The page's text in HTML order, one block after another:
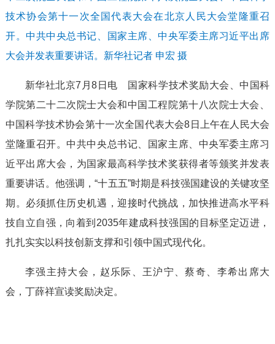
技术协会第十一次全国代表大会在北京人民大会堂隆重召
开。中共中央总书记、国家主席、中央军委主席习近平出席
大会并发表重要讲话。新华社记者 申宏 摄
新华社北京7月8日电 国家科学技术奖励大会、中国科
学院第二十二次院士大会和中国工程院第十八次院士大会、
中国科学技术协会第十一次全国代表大会8日上午在人民大会
堂隆重召开。中共中央总书记、国家主席、中央军委主席习
近平出席大会，为国家最高科学技术奖获得者等颁奖并发表
重要讲话。他强调，“十五五”时期是科技强国建设的关键攻坚
期。必须抓住历史机遇，迎接时代挑战，加快推进高水平科
技自立自强，向着到2035年建成科技强国的目标坚定迈进，
扎扎实实以科技创新支撑和引领中国式现代化。
李强主持大会，赵乐际、王沪宁、蔡奇、李希出席大
会，丁薛祥宣读奖励决定。